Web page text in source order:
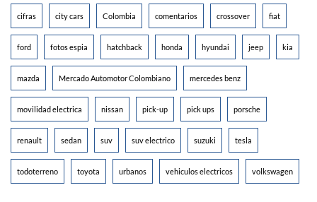
cifras city cars Colombia comentarios crossover fiat
ford fotos espia hatchback honda hyundai jeep kia
mazda Mercado Automotor Colombiano mercedes benz
movilidad electrica nissan pick-up pick ups porsche
renault sedan suv suv electrico suzuki tesla
todoterreno toyota urbanos vehiculos electricos volkswagen